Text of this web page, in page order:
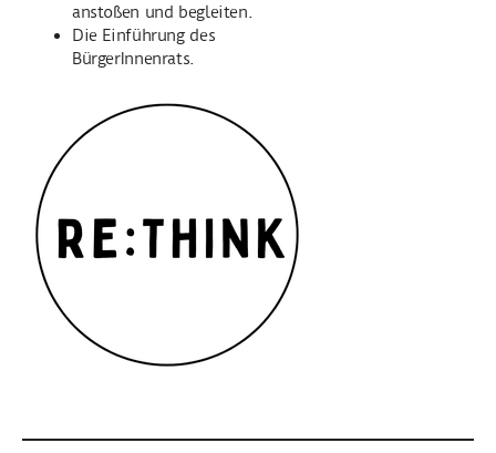
anstoßen und begleiten.
Die Einführung des
BürgerInnenrats.